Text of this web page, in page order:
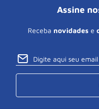
Assine
Receba novidades e